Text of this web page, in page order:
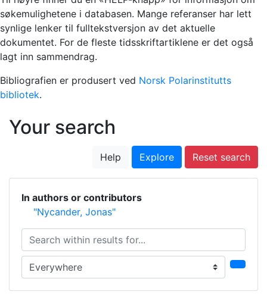
søkemulighetene i databasen. Mange referanser har lett
synlige lenker til fulltekstversjon av det aktuelle
dokumentet. For de fleste tidsskriftartiklene er det også
lagt inn sammendrag.
Bibliografien er produsert ved Norsk Polarinstitutts
bibliotek.
Your search
Help Explore Reset search
In authors or contributors
"Nycander, Jonas"
Search within results for...
Search in...